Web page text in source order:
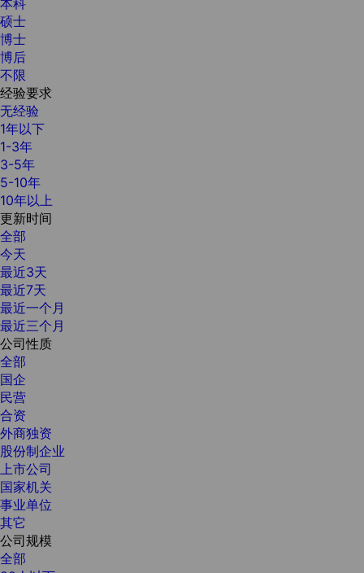
硕士
博士
博后
不限
经验要求
无经验
1年以下
1-3年
3-5年
5-10年
10年以上
更新时间
全部
今天
最近3天
最近7天
最近一个月
最近三个月
公司性质
全部
国企
民营
合资
外商独资
股份制企业
上市公司
国家机关
事业单位
其它
公司规模
全部